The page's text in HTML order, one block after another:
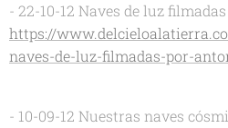
- 22-10-12 Naves de luz
https://
naves-de-luz-filmadas-por-
- 10-09-12 Nuestras naves